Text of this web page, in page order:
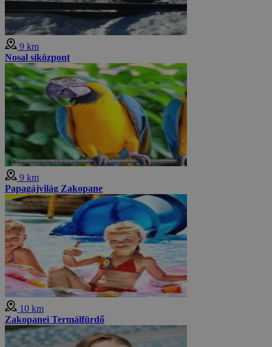
9 km
Nosal síközpont
9 km
Papagájvilág Zakopane
10 km
Zakopanei Termálfürdő